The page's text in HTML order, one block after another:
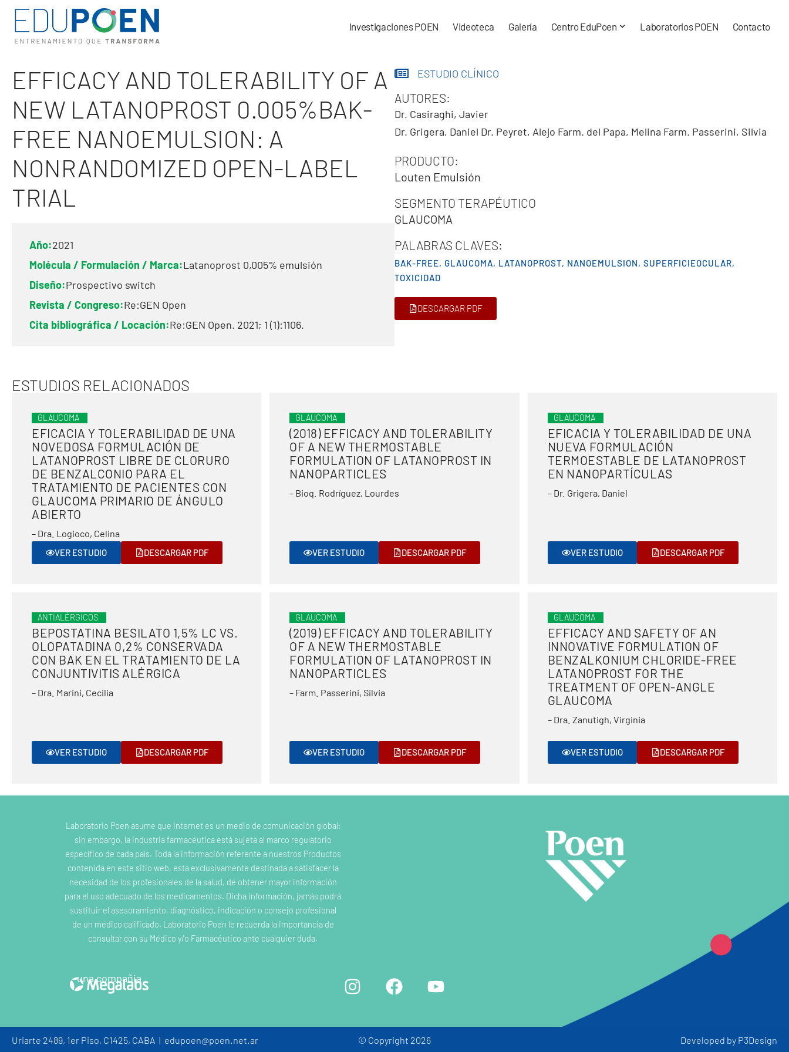
Investigaciones POEN Videoteca Galería Centro EduPoen Laboratorios POEN Contacto
EFFICACY AND TOLERABILITY OF A
NEW LATANOPROST 0.005%BAK-
FREE NANOEMULSION: A
NONRANDOMIZED OPEN-LABEL
TRIAL
Año:2021
Molécula / Formulación / Marca:Latanoprost 0,005% emulsión
Diseño:Prospectivo switch
Revista / Congreso:Re:GEN Open
Cita bibliográfica / Locación:Re:GEN Open. 2021; 1 (1):1106.
ESTUDIO CLÍNICO
AUTORES:
Dr. Casiraghi, Javier
Dr. Grigera, Daniel Dr. Peyret, Alejo Farm. del Papa, Melina Farm. Passerini, Silvia
PRODUCTO:
Louten Emulsión
SEGMENTO TERAPÉUTICO
GLAUCOMA
PALABRAS CLAVES:
BAK-FREE, GLAUCOMA, LATANOPROST, NANOEMULSION, SUPERFICIEOCULAR,
TOXICIDAD
DESCARGAR PDF
ESTUDIOS RELACIONADOS
GLAUCOMA
EFICACIA Y TOLERABILIDAD DE UNA
NOVEDOSA FORMULACIÓN DE
LATANOPROST LIBRE DE CLORURO
DE BENZALCONIO PARA EL
TRATAMIENTO DE PACIENTES CON
GLAUCOMA PRIMARIO DE ÁNGULO
ABIERTO
– Dra. Logioco, Celina
VER ESTUDIO DESCARGAR PDF
GLAUCOMA
(2018) EFFICACY AND TOLERABILITY
OF A NEW THERMOSTABLE
FORMULATION OF LATANOPROST IN
NANOPARTICLES
– Bioq. Rodríguez, Lourdes
VER ESTUDIO DESCARGAR PDF
GLAUCOMA
EFICACIA Y TOLERABILIDAD DE UNA
NUEVA FORMULACIÓN
TERMOESTABLE DE LATANOPROST
EN NANOPARTÍCULAS
– Dr. Grigera, Daniel
VER ESTUDIO DESCARGAR PDF
ANTIALÉRGICOS
BEPOSTATINA BESILATO 1,5% LC VS.
OLOPATADINA 0,2% CONSERVADA
CON BAK EN EL TRATAMIENTO DE LA
CONJUNTIVITIS ALÉRGICA
– Dra. Marini, Cecilia
VER ESTUDIO DESCARGAR PDF
GLAUCOMA
(2019) EFFICACY AND TOLERABILITY
OF A NEW THERMOSTABLE
FORMULATION OF LATANOPROST IN
NANOPARTICLES
– Farm. Passerini, Silvia
VER ESTUDIO DESCARGAR PDF
GLAUCOMA
EFFICACY AND SAFETY OF AN
INNOVATIVE FORMULATION OF
BENZALKONIUM CHLORIDE-FREE
LATANOPROST FOR THE
TREATMENT OF OPEN-ANGLE
GLAUCOMA
– Dra. Zanutigh, Virginia
VER ESTUDIO DESCARGAR PDF
Laboratorio Poen asume que Internet es un medio de comunicación global;
sin embargo, la industria farmacéutica está sujeta al marco regulatorio
específico de cada país. Toda la información referente a nuestros Productos
contenida en este sitio web, esta exclusivamente destinada a satisfacer la
necesidad de los profesionales de la salud, de obtener mayor información
para el uso adecuado de los medicamentos. Dicha información, jamás podrá
sustituir el asesoramiento, diagnóstico, indicación o consejo profesional
de un médico calificado. Laboratorio Poen le recuerda la importancia de
consultar con su Médico y/o Farmacéutico ante cualquier duda.
una compañia
Uriarte 2489, 1er Piso, C1425, CABA | edupoen@poen.net.ar © Copyright 2026 Developed by P3Design